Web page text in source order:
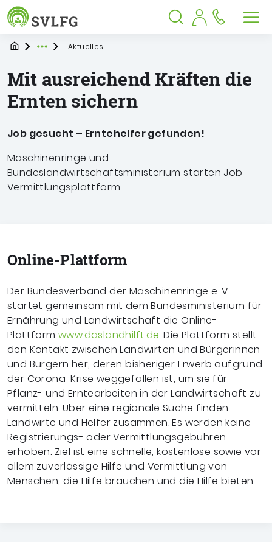
Inhalt
Suche
Springe zu: Hauptmenü
Sozialversicherung für
Suche öffnen
Suche schließen
StartpageExpand breadcrumb Navigation
Aktuelles
Mit ausreichend Kräften die
Ernten sichern
Job gesucht – Erntehelfer gefunden!
Maschinenringe und
Bundeslandwirtschaftsministerium starten Job-
Vermittlungsplattform.
Online-Plattform
Der Bundesverband der Maschinenringe e. V.
startet gemeinsam mit dem Bundesministerium für
Ernährung und Landwirtschaft die Online-
Plattformwww.daslandhilft.de. Die Plattform stellt
den Kontakt zwischen Landwirten und Bürgerinnen
und Bürgern her, deren bisheriger Erwerb aufgrund
der Corona-Krise weggefallen ist, um sie für
Pflanz- und Erntearbeiten in der Landwirtschaft zu
vermitteln. Über eine regionale Suche finden
Landwirte und Helfer zusammen. Es werden keine
Registrierungs- oder Vermittlungsgebühren
erhoben. Ziel ist eine schnelle, kostenlose sowie vor
allem zuverlässige Hilfe und Vermittlung von
Menschen, die Hilfe brauchen und die Hilfe bieten.